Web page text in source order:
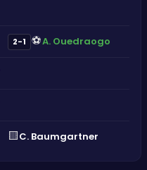
2-1 ⚽A. Ouedraogo
🟨C. Baumgartner